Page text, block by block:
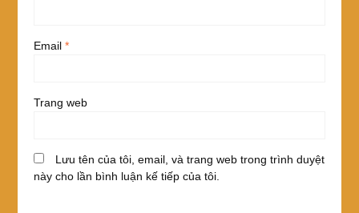
Email *
Trang web
Lưu tên của tôi, email, và trang web trong trình duyệt
này cho lần bình luận kế tiếp của tôi.